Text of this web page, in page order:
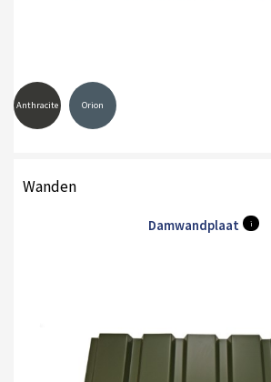
Anthracite Orion
Wanden
Damwandplaat i